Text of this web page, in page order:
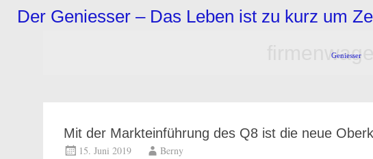
InhaltDer Geniesser – Das Leben ist zu kurz um
Geniesser
Mit der Markteinführung des Q8 ist die neue
15. Juni 2019 Berny